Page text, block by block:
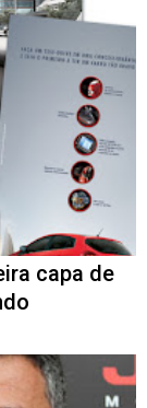
capa de